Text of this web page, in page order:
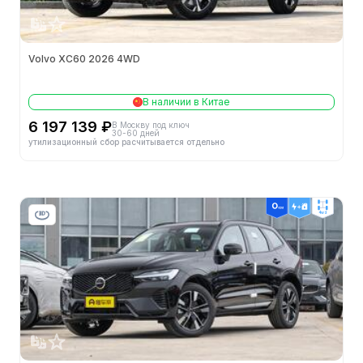
Минимальный радиус поворота -
Двигатели
Кол-во цилиндров (шт.) 4
Механизм газораспределения DOHC
Кол-во клапанов на цилиндр (шт.) 4
Степень сжатия -
Октановое число топлива 95#
Volvo XC60 2026 4WD
В наличии в Китае
6 197 139 ₽В Москву под ключ
30-60 дней
утилизационный сбор расчитывается отдельно
4wd